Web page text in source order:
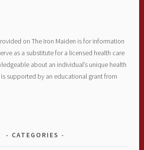
on The Iron Maiden is for information
as a substitute for a licensed health care
about an individual’s unique health
supported by an educational grant from
CATEGORIES